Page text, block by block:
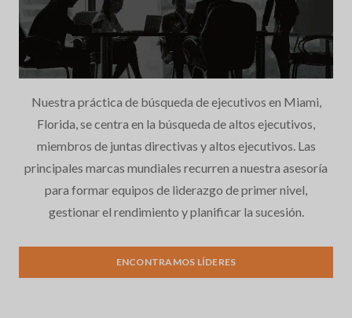
Búsqueda de Ejecutivos
Nuestra práctica de búsqueda de ejecutivos en Miami,
Florida, se centra en la búsqueda de altos ejecutivos,
miembros de juntas directivas y altos ejecutivos. Las
principales marcas mundiales recurren a nuestra asesoría
para formar equipos de liderazgo de primer nivel,
gestionar el rendimiento y planificar la sucesión.
ENCONTRAMOS LÍDERES